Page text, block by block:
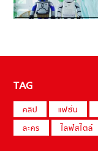
TAG
คลิป แฟชั่น
ละคร
ไลฟ์สไตล์